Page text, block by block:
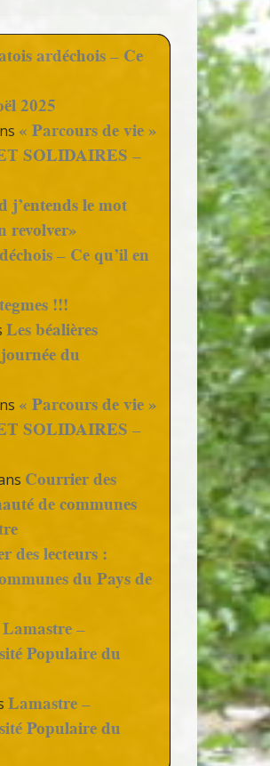
ardéchois – Ce
2025
« Parcours de vie »
SOLIDAIRES –
j’entends le mot
revolver»
– Ce qu’il en
!!!
Les béalières
du
« Parcours de vie »
SOLIDAIRES –
Courrier des
de communes
des lecteurs :
du Pays de
Lamastre –
Populaire du
Lamastre –
Populaire du